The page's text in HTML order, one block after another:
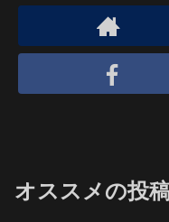
オススメの投